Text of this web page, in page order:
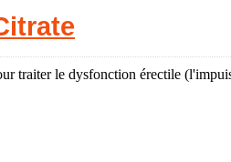
traiter le dysfonction érectile